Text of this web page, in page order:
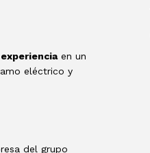
en un
eléctrico y
del grupo